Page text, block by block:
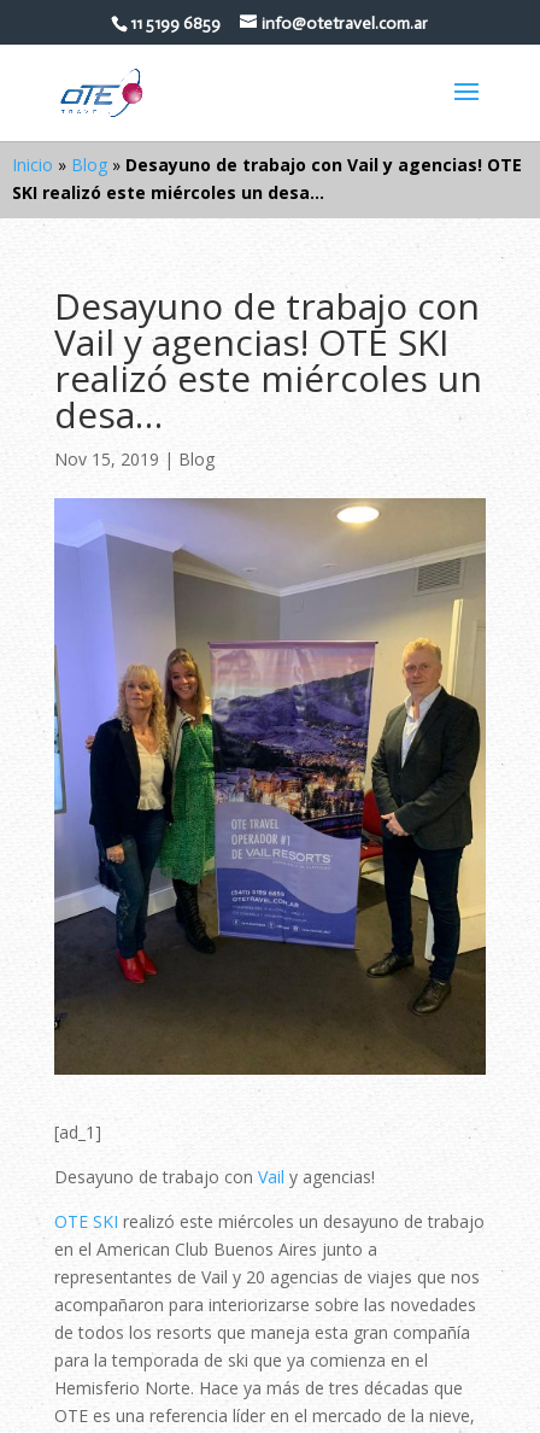
11 5199 6859 info@otetravel.com.ar
Inicio » Blog » Desayuno de trabajo con Vail y agencias! OTE
SKI realizó este miércoles un desa…
Desayuno de trabajo con
Vail y agencias! OTE SKI
realizó este miércoles un
desa…
Nov 15, 2019 | Blog
[ad_1]
Desayuno de trabajo con Vail y agencias!
OTE SKI realizó este miércoles un desayuno de trabajo
en el American Club Buenos Aires junto a
representantes de Vail y 20 agencias de viajes que nos
acompañaron para interiorizarse sobre las novedades
de todos los resorts que maneja esta gran compañía
para la temporada de ski que ya comienza en el
Hemisferio Norte. Hace ya más de tres décadas que
OTE es una referencia líder en el mercado de la nieve,